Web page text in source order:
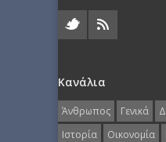
Κανάλια
Άνθρωπος Γενικά
Ιστορία
Οικονομία